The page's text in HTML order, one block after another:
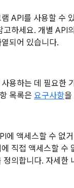
API를 사용할 수
고하세요. 개별 API
되어 있습니다.
용하는 데 필요한
목록은 요구사항
에 액세스할 수 없
직접 액세스할 수
정의합니다. 자세한